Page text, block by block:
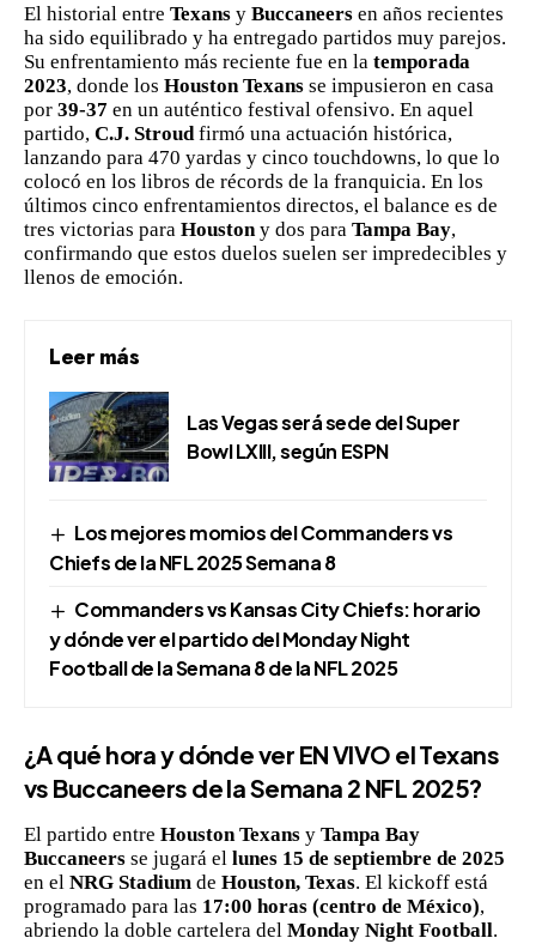
El historial entre Texans y Buccaneers en años recientes
ha sido equilibrado y ha entregado partidos muy parejos.
Su enfrentamiento más reciente fue en la temporada
2023, donde los Houston Texans se impusieron en casa
por 39-37 en un auténtico festival ofensivo. En aquel
partido, C.J. Stroud firmó una actuación histórica,
lanzando para 470 yardas y cinco touchdowns, lo que lo
colocó en los libros de récords de la franquicia. En los
últimos cinco enfrentamientos directos, el balance es de
tres victorias para Houston y dos para Tampa Bay,
confirmando que estos duelos suelen ser impredecibles y
llenos de emoción.
Leer más
Las Vegas será sede del Super
Bowl LXIII, según ESPN
Los mejores momios del Commanders vs
Chiefs de la NFL 2025 Semana 8
Commanders vs Kansas City Chiefs: horario
y dónde ver el partido del Monday Night
Football de la Semana 8 de la NFL 2025
¿A qué hora y dónde ver EN VIVO el Texans
vs Buccaneers de la Semana 2 NFL 2025?
El partido entre Houston Texans y Tampa Bay
Buccaneers se jugará el lunes 15 de septiembre de 2025
en el NRG Stadium de Houston, Texas. El kickoff está
programado para las 17:00 horas (centro de México),
abriendo la doble cartelera del Monday Night Football.